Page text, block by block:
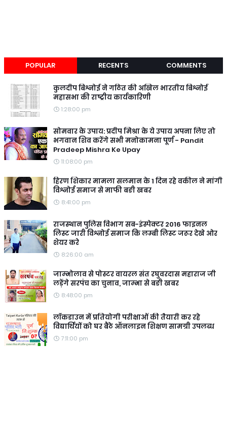
POPULAR RECENTS COMMENTS
कुलदीप बिश्नोई ने गठित की अखिल भारतीय बिश्नोई
महासभा की राष्ट्रीय कार्यकारिणी
1:28:00 pm
सोमवार के उपाय: प्रदीप मिश्रा के ये उपाय अपना लिए तो
भगवान शिव करेंगे सभी मनोकामना पूर्ण - Pandit
Pradeep Mishra Ke Upay
11:08:00 pm
हिरण शिकार मामला सलमान के 1 दिन रहे वकील ने मांगी
विश्नोई समाज से माफी बङी खबर
8:41:00 pm
राजस्थान पुलिस विभाग सब-इंस्पेक्टर 2016 फाइनल
लिस्ट जारी विश्नोई समाज कि लम्बी लिस्ट जरूर देखे ओर
शेयर करे
8:26:00 am
जाम्भोलाव से पोस्टर वायरल संत रघुवरदास महाराज जी
लड़ेंगे सरपंच का चुनाव, जाम्भा से बङी खबर
8:48:00 pm
लॉकडाउन में प्रतियोगी परीक्षाओं की तैयारी कर रहे
विद्यार्थियों को घर बैठे ऑनलाइन शिक्षण सामग्री उपलब्ध
7:11:00 pm